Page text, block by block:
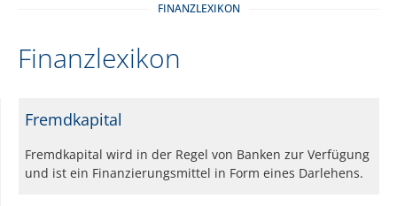
FINANZLEXIKON
Finanzlexikon
Fremdkapital
Fremdkapital wird in der Regel von Banken zur Verfügung
und ist ein Finanzierungsmittel in Form eines Darlehens.